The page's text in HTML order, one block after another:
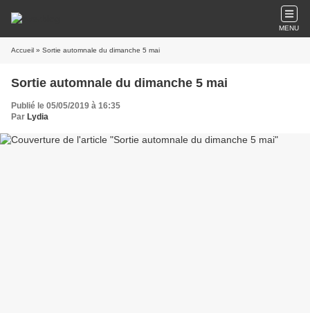
MENU
Accueil » Sortie automnale du dimanche 5 mai
Sortie automnale du dimanche 5 mai
Publié le 05/05/2019 à 16:35
Par Lydia